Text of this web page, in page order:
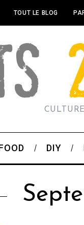
TOUT LE BLOG
DIY